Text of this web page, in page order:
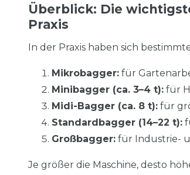
Überblick: Die
Praxis
In der Praxis haben sich
Mikrobagger: für
Minibagger (ca. 3–4 t): für
Midi-Bagger (ca. 8 t): für
Standardbagger (14–22 t):
Großbagger: für Industrie-
Je größer die Maschine, desto